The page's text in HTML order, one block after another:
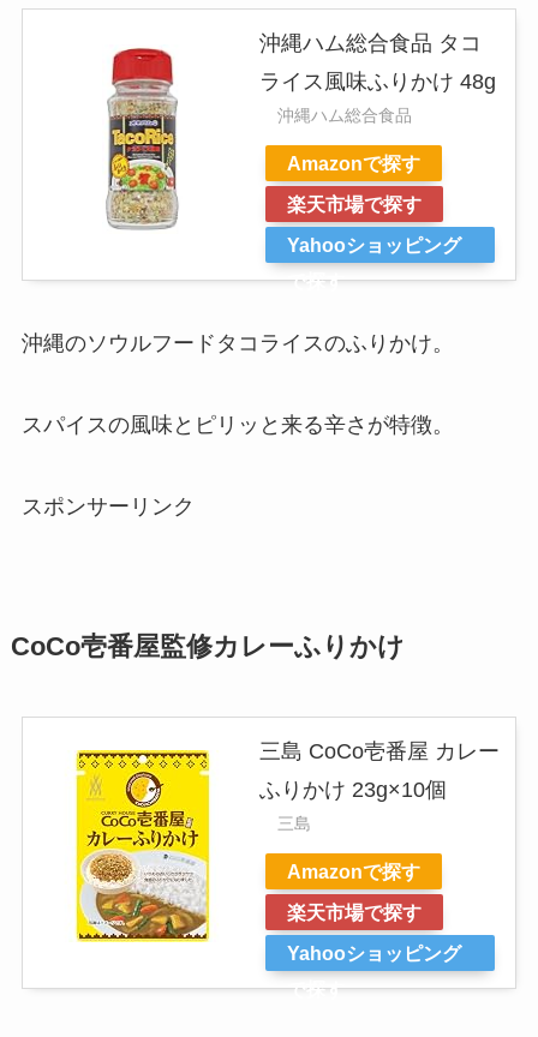
沖縄ハム総合食品 タコ
ライス風味ふりかけ 48g
沖縄ハム総合食品
Amazonで探す
楽天市場で探す
Yahooショッピング
で探す
沖縄のソウルフードタコライスのふりかけ。
スパイスの風味とピリッと来る辛さが特徴。
スポンサーリンク
CoCo壱番屋監修カレーふりかけ
三島 CoCo壱番屋 カレー
ふりかけ 23g×10個
三島
Amazonで探す
楽天市場で探す
Yahooショッピング
で探す